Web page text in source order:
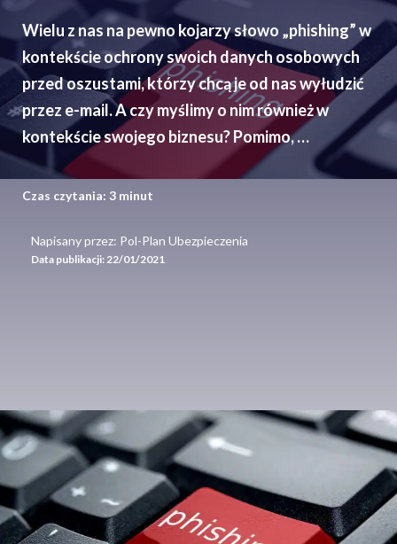
Wielu z nas na pewno kojarzy słowo „phishing” w
kontekście ochrony swoich danych osobowych
przed oszustami, którzy chcą je od nas wyłudzić
przez e-mail. A czy myślimy o nim również w
kontekście swojego biznesu? Pomimo, …
Czas czytania: 3 minut
Napisany przez: Pol-Plan Ubezpieczenia
Data publikacji: 22/01/2021